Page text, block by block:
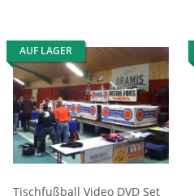
AUF LAGER
Tischfußball Video DVD Set